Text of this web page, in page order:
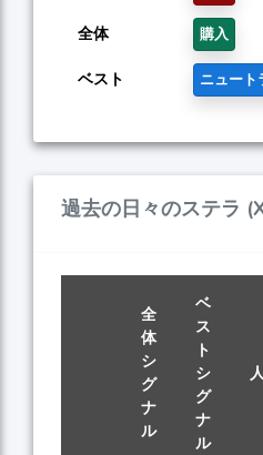
全体 購入
ベスト ニュート
過去の日々のステラ
全
体
シ
グ
ナ
ル
ベ
ス
ト
シ
グ
ナ
ル